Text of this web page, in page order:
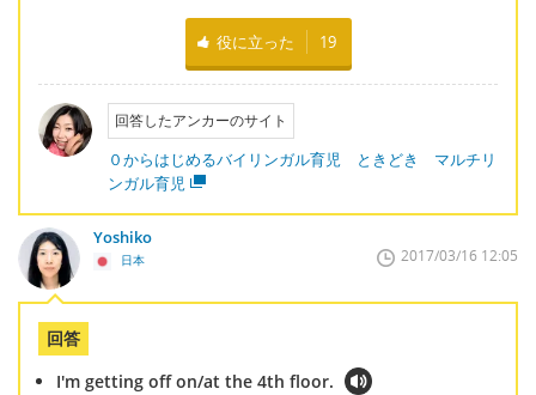
役に立った 19
回答したアンカーのサイト
０からはじめるバイリンガル育児 ときどき マルチリ
ンガル育児
Yoshiko
日本 2017/03/16 12:05
回答
I'm getting off on/at the 4th floor.